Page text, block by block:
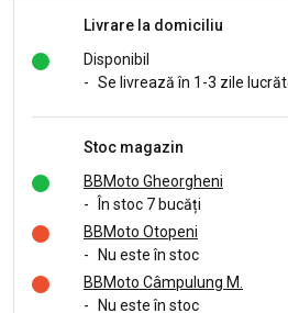
Livrare la domiciliu
Disponibil
- Se livrează în 1-3 zile
Stoc magazin
BBMoto Gheorgheni
-
În stoc 7 bucăți
BBMoto Otopeni
-
Nu este în stoc
BBMoto Câmpulung M.
-
Nu este în stoc